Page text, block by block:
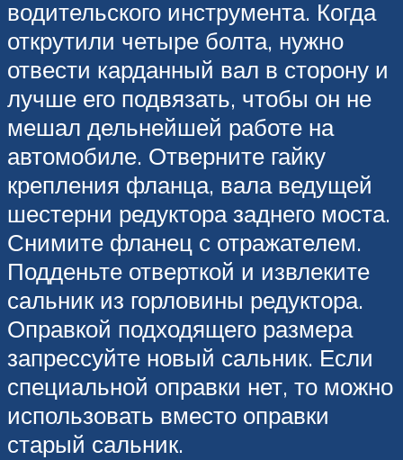
водительского инструмента. Когда
открутили четыре болта, нужно
отвести карданный вал в сторону и
лучше его подвязать, чтобы он не
мешал дельнейшей работе на
автомобиле. Отверните гайку
крепления фланца, вала ведущей
шестерни редуктора заднего моста.
Снимите фланец с отражателем.
Подденьте отверткой и извлеките
сальник из горловины редуктора.
Оправкой подходящего размера
запрессуйте новый сальник. Если
специальной оправки нет, то можно
использовать вместо оправки
старый сальник.